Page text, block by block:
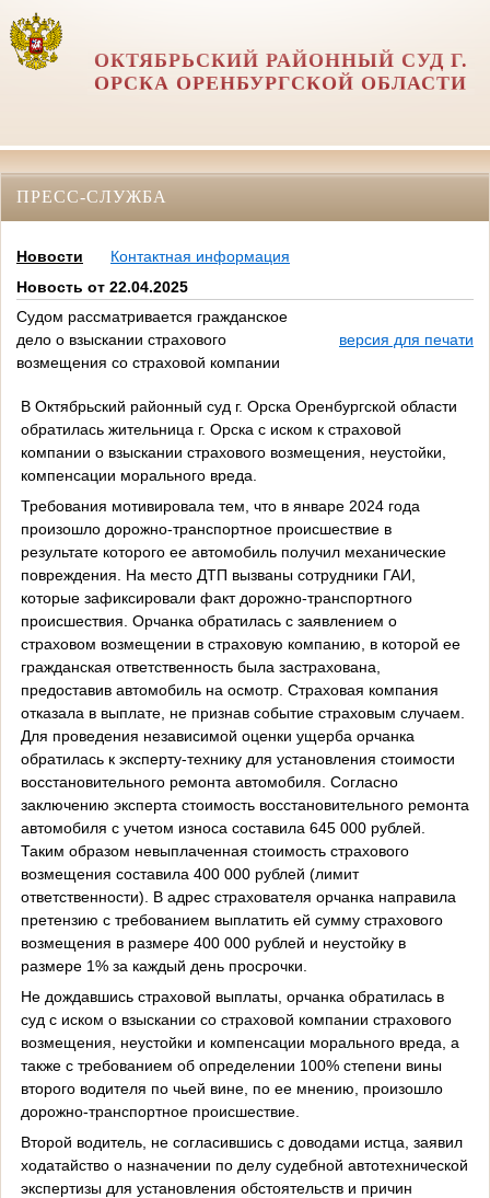
ОКТЯБРЬСКИЙ РАЙОННЫЙ СУД Г.
ОРСКА ОРЕНБУРГСКОЙ ОБЛАСТИ
ПРЕСС-СЛУЖБА
Новости
Контактная информация
Новость от 22.04.2025
Судом рассматривается гражданское
дело о взыскании страхового
возмещения со страховой компании
версия для печати
В Октябрьский районный суд г. Орска Оренбургской области
обратилась жительница г. Орска с иском к страховой
компании о взыскании страхового возмещения, неустойки,
компенсации морального вреда.
Требования мотивировала тем, что в январе 2024 года
произошло дорожно-транспортное происшествие в
результате которого ее автомобиль получил механические
повреждения. На место ДТП вызваны сотрудники ГАИ,
которые зафиксировали факт дорожно-транспортного
происшествия. Орчанка обратилась с заявлением о
страховом возмещении в страховую компанию, в которой ее
гражданская ответственность была застрахована,
предоставив автомобиль на осмотр. Страховая компания
отказала в выплате, не признав событие страховым случаем.
Для проведения независимой оценки ущерба орчанка
обратилась к эксперту-технику для установления стоимости
восстановительного ремонта автомобиля. Согласно
заключению эксперта стоимость восстановительного ремонта
автомобиля с учетом износа составила 645 000 рублей.
Таким образом невыплаченная стоимость страхового
возмещения составила 400 000 рублей (лимит
ответственности). В адрес страхователя орчанка направила
претензию с требованием выплатить ей сумму страхового
возмещения в размере 400 000 рублей и неустойку в
размере 1% за каждый день просрочки.
Не дождавшись страховой выплаты, орчанка обратилась в
суд с иском о взыскании со страховой компании страхового
возмещения, неустойки и компенсации морального вреда, а
также с требованием об определении 100% степени вины
второго водителя по чьей вине, по ее мнению, произошло
дорожно-транспортное происшествие.
Второй водитель, не согласившись с доводами истца, заявил
ходатайство о назначении по делу судебной автотехнической
экспертизы для установления обстоятельств и причин